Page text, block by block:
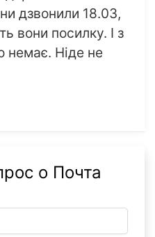
дзвонили 18.03,
вони посилку. І з
немає. Ніде не
о Почта